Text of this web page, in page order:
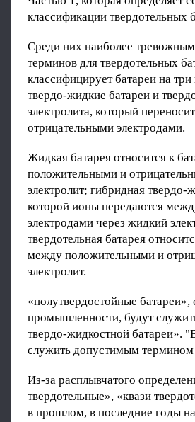
классификации твердотельных
Среди них наиболее
терминов для твердотельных
классифицирует батареи на
твердо-жидкие батареи и
электролита, который
отрицательными электродами.
Жидкая батарея относится к
положительными и
электролит; гибридная твердо-
которой ионы передаются
электродами через жидкий
твердотельная батарея
между положительными и
электролит.
«полутвердостойные
промышленности, будут
твердо-жидкостной батареи».
служить допустимым термином
Из-за расплывчатого
твердотельные», «квази
в прошлом, в последние годы